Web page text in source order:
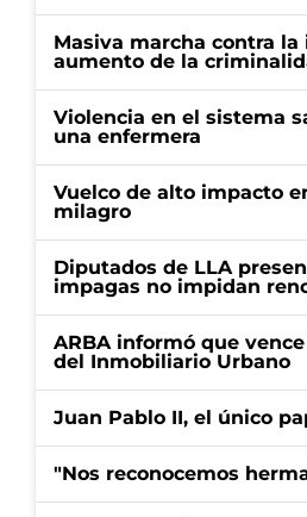
Masiva marcha contra
aumento de la
Violencia en el sistema
una enfermera
Vuelco de alto impacto
milagro
Diputados de LLA
impagas no impidan
ARBA informó que
del Inmobiliario Urbano
Juan Pablo II, el único
"Nos reconocemos